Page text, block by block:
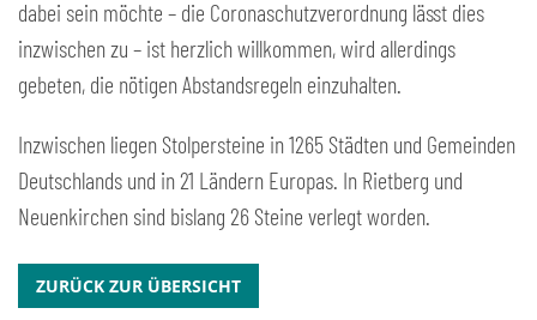
dabei sein möchte – die Coronaschutzverordnung lässt dies
inzwischen zu – ist herzlich willkommen, wird allerdings
gebeten, die nötigen Abstandsregeln einzuhalten.
Inzwischen liegen Stolpersteine in 1265 Städten und Gemeinden
Deutschlands und in 21 Ländern Europas. In Rietberg und
Neuenkirchen sind bislang 26 Steine verlegt worden.
ZURÜCK ZUR ÜBERSICHT